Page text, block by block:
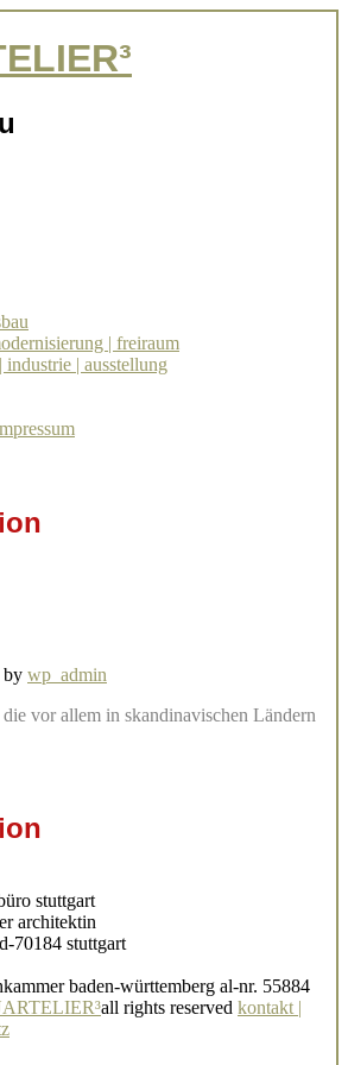
Stuttgart Simone
| freiraum
| ausstellung
by wp_admin
vor allem in skandinavischen Ländern
stuttgart
architektin
70184 stuttgart
baden-württemberg al-nr. 55884
all rights reserved kontakt |